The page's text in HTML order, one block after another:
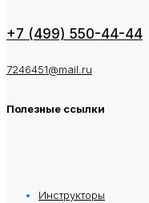
+7 (499) 550-44-44
7246451@mail.ru
Полезные ссылки
Инструкторы